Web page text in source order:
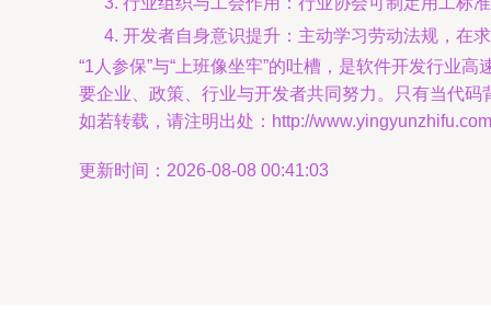
开发者自身意识提升：主动学习劳动法规，在
“1人参保”与“上班像坐牢”的吐槽，是软件开发行业
要企业、政策、行业与开发者共同努力。只有当代
如若转载，请注明出处：http://
更新时间：2026-08-08 00:41:03